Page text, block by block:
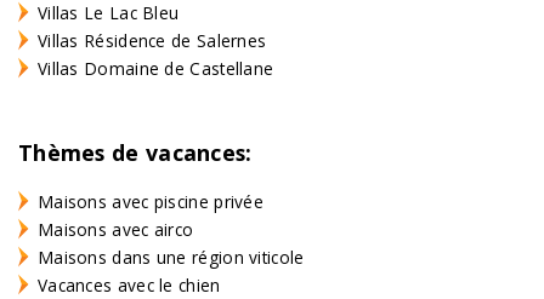
Villas Le Lac Bleu
Villas Résidence de Salernes
Villas Domaine de Castellane
Thèmes de vacances:
Maisons avec piscine privée
Maisons avec airco
Maisons dans une région viticole
Vacances avec le chien